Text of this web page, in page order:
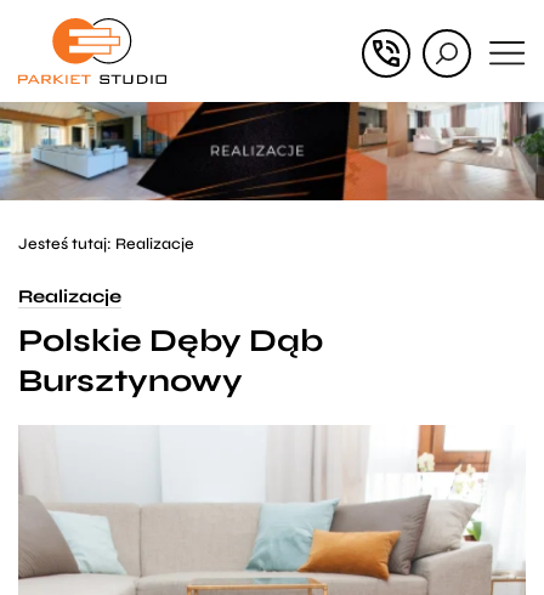
Przejdź
głównego
Przejdź
menu
w
stopce
Jesteś tutaj: Realizacje
Realizacje
Polskie Dęby Dąb
Bursztynowy